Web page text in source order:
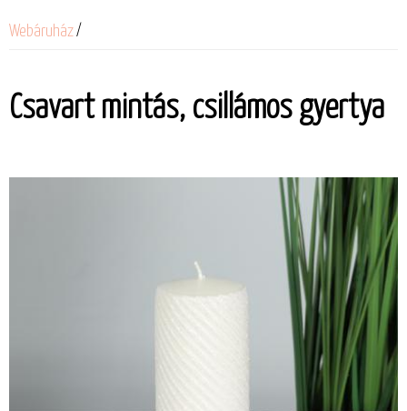
Webáruház/
Csavart mintás, csillámos gyertya